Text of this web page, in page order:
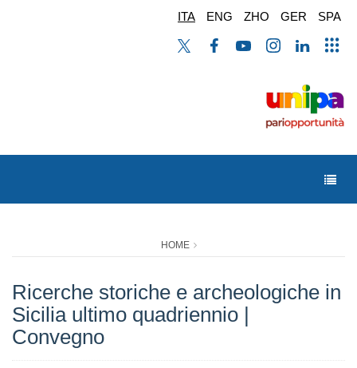
ITA ENG ZHO GER SPA
HOME
Ricerche storiche e archeologiche in
Sicilia ultimo quadriennio |
Convegno